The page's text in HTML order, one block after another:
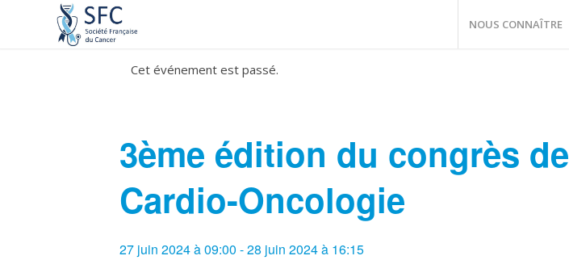
NOUS CONNAÎTRE
Cet événement est passé.
3ème édition du congrès de
Cardio-Oncologie
27 juin 2024 à 09:00 -28 juin 2024 à 16:15